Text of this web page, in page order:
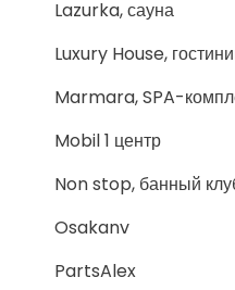
Lazurka, сауна
Luxury House,
Marmara, SPA-
Mobil 1 центр
Non stop, банный
Osakanv
PartsAlex